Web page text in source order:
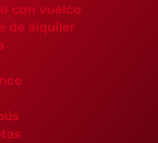
con vuelco
de alquiler